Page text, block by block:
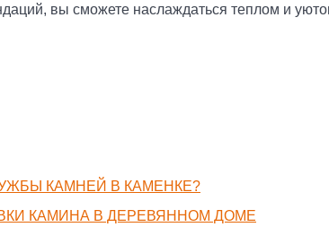
вы сможете наслаждаться теплом и
КАМНЕЙ В КАМЕНКЕ?
КАМИНА В ДЕРЕВЯННОМ ДОМЕ